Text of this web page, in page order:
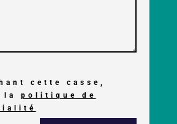
cette casse,
la politique de